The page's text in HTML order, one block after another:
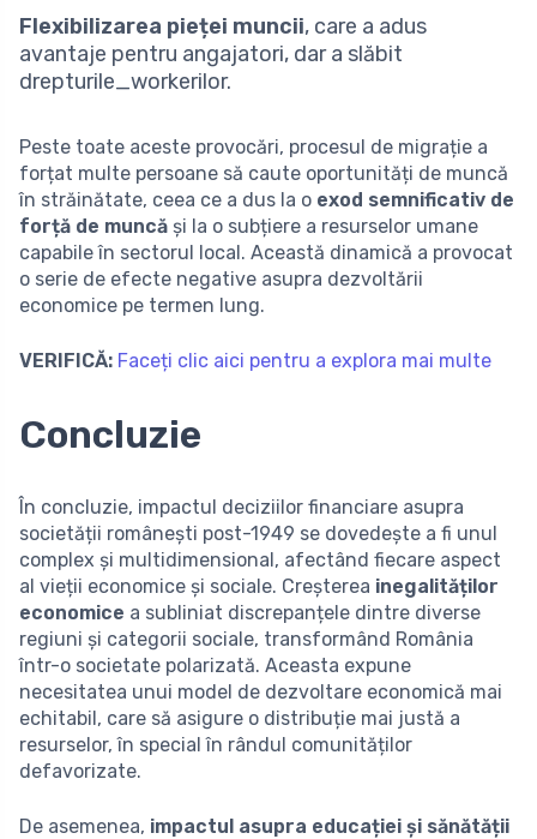
Flexibilizarea pieței muncii, care a adus
avantaje pentru angajatori, dar a slăbit
drepturile_workerilor.
Peste toate aceste provocări, procesul de migrație a
forțat multe persoane să caute oportunități de muncă
în străinătate, ceea ce a dus la o exod semnificativ de
forță de muncă și la o subțiere a resurselor umane
capabile în sectorul local. Această dinamică a provocat
o serie de efecte negative asupra dezvoltării
economice pe termen lung.
VERIFICĂ: Faceți clic aici pentru a explora mai multe
Concluzie
În concluzie, impactul deciziilor financiare asupra
societății românești post-1949 se dovedește a fi unul
complex și multidimensional, afectând fiecare aspect
al vieții economice și sociale. Creșterea inegalităților
economice a subliniat discrepanțele dintre diverse
regiuni și categorii sociale, transformând România
într-o societate polarizată. Aceasta expune
necesitatea unui model de dezvoltare economică mai
echitabil, care să asigure o distribuție mai justă a
resurselor, în special în rândul comunităților
defavorizate.
De asemenea, impactul asupra educației și sănătății